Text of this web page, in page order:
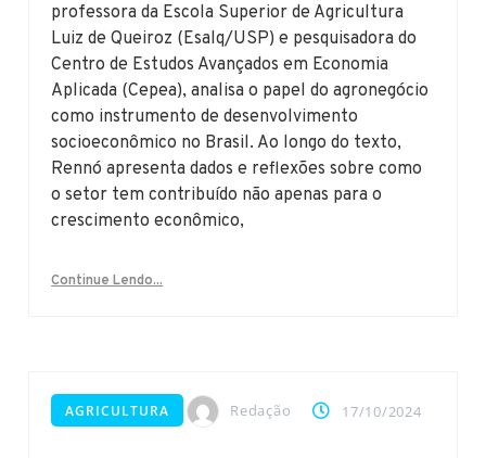
professora da Escola Superior de Agricultura
Luiz de Queiroz (Esalq/USP) e pesquisadora do
Centro de Estudos Avançados em Economia
Aplicada (Cepea), analisa o papel do agronegócio
como instrumento de desenvolvimento
socioeconômico no Brasil. Ao longo do texto,
Rennó apresenta dados e reflexões sobre como
o setor tem contribuído não apenas para o
crescimento econômico,
Continue Lendo...
AGRICULTURA Redação 17/10/2024